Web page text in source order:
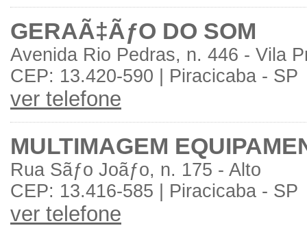
GERAÃ‡ÃƒO DO SOM
Avenida Rio Pedras, n. 446 - Vila
CEP: 13.420-590 | Piracicaba - SP
ver telefone
MULTIMAGEM
Rua Sãƒo Joãƒo, n. 175 - Alto
CEP: 13.416-585 | Piracicaba - SP
ver telefone